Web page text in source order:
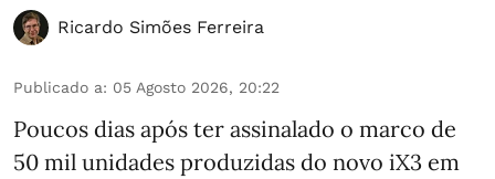
Ricardo Simões Ferreira
Publicado a: 05 Agosto 2026, 20:22
Poucos dias após ter assinalado o marco de
50 mil unidades produzidas do novo iX3 em